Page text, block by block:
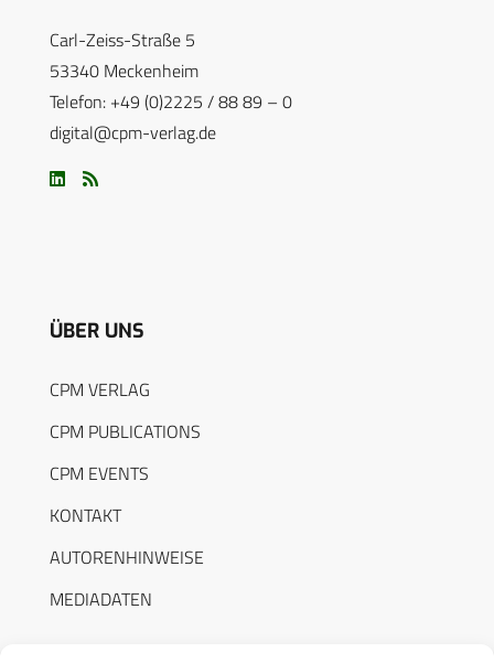
Carl-Zeiss-Straße 5
53340 Meckenheim
Telefon: +49 (0)2225 / 88 89 – 0
digital@cpm-verlag.de
ÜBER UNS
CPM VERLAG
CPM PUBLICATIONS
CPM EVENTS
KONTAKT
AUTORENHINWEISE
MEDIADATEN